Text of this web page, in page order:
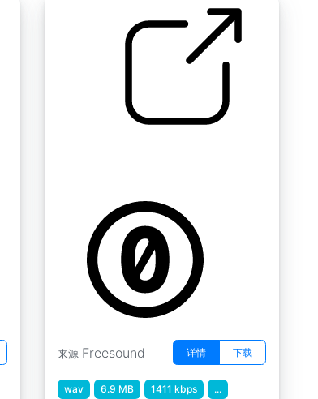
来源 Freesound 详情 下载
wav 6.9 MB 1411 kbps ...